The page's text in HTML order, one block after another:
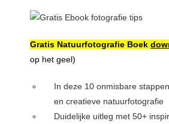
Gratis Natuurfotografie Boek
op het geel)
In deze 10 onmisbare
en creatieve natuurfotografie
Duidelijke uitleg met 50+